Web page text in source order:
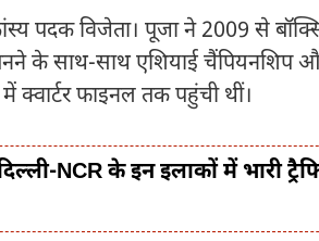
कांस्य पदक विजेता। पूजा ने 2009 से
के साथ-साथ एशियाई चैंपियनशिप
फाइनल तक पहुंची थीं।
NCR के इन इलाकों में भारी